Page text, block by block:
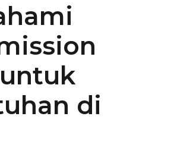
di